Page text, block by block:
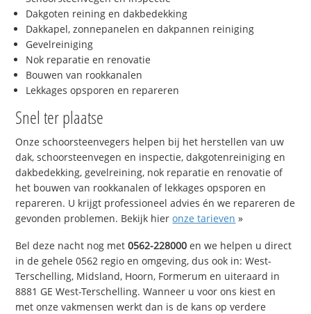
Dakgoten reining en dakbedekking
Dakkapel, zonnepanelen en dakpannen reiniging
Gevelreiniging
Nok reparatie en renovatie
Bouwen van rookkanalen
Lekkages opsporen en repareren
Snel ter plaatse
Onze schoorsteenvegers helpen bij het herstellen van uw
dak, schoorsteenvegen en inspectie, dakgotenreiniging en
dakbedekking, gevelreining, nok reparatie en renovatie of
het bouwen van rookkanalen of lekkages opsporen en
repareren. U krijgt professioneel advies én we repareren de
gevonden problemen. Bekijk hieronze tarieven »
Bel deze nacht nog met0562-228000 en we helpen u direct
in de gehele 0562 regio en omgeving, dus ook in: West-
Terschelling, Midsland, Hoorn, Formerum en uiteraard in
8881 GE West-Terschelling. Wanneer u voor ons kiest en
met onze vakmensen werkt dan is de kans op verdere